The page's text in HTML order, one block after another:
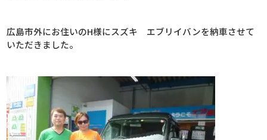
広島市外にお住いのH様にスズキ エブリイバンを納車させて
いただきました。